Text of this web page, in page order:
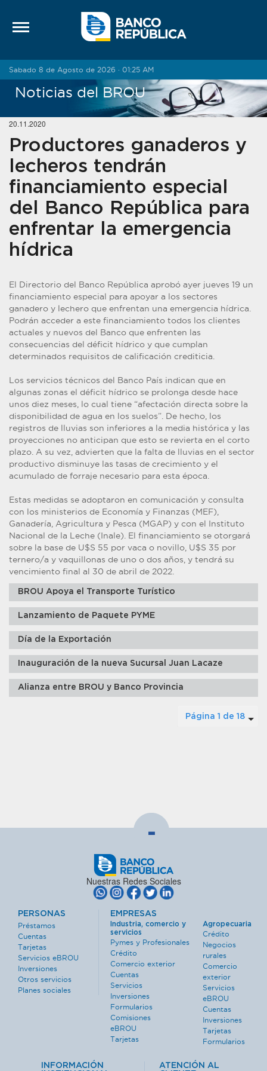
Sabado 8 de Agosto de 2026 · 01:25 AM
Noticias del BROU
20.11.2020
Productores ganaderos y
lecheros tendrán
financiamiento especial
del Banco República para
enfrentar la emergencia
hídrica
El Directorio del Banco República aprobó ayer jueves 19 un
financiamiento especial para apoyar a los sectores
ganadero y lechero que enfrentan una emergencia hídrica.
Podrán acceder a este financiamiento todos los clientes
actuales y nuevos del Banco que enfrenten las
consecuencias del déficit hídrico y que cumplan
determinados requisitos de calificación crediticia.
Los servicios técnicos del Banco País indican que en
algunas zonas el déficit hídrico se prolonga desde hace
unos diez meses, lo cual tiene “afectación directa sobre la
disponibilidad de agua en los suelos”. De hecho, los
registros de lluvias son inferiores a la media histórica y las
proyecciones no anticipan que esto se revierta en el corto
plazo. A su vez, advierten que la falta de lluvias en el sector
productivo disminuye las tasas de crecimiento y el
acumulado de forraje necesario para esta época.
Estas medidas se adoptaron en comunicación y consulta
con los ministerios de Economía y Finanzas (MEF),
Ganadería, Agricultura y Pesca (MGAP) y con el Instituto
Nacional de la Leche (Inale). El financiamiento se otorgará
sobre la base de U$S 55 por vaca o novillo, U$S 35 por
ternero/a y vaquillonas de uno o dos años, y tendrá su
vencimiento final al 30 de abril de 2022.
BROU Apoya el Transporte Turístico
Lanzamiento de Paquete PYME
Día de la Exportación
Inauguración de la nueva Sucursal Juan Lacaze
Alianza entre BROU y Banco Provincia
Página 1 de 18
-
Nuestras Redes Sociales
PERSONAS
Préstamos
Cuentas
Tarjetas
Servicios eBROU
Inversiones
Otros servicios
Planes sociales
EMPRESAS
Industria, comercio y
servicios
Pymes y Profesionales
Crédito
Comercio exterior
Cuentas
Servicios
Inversiones
Formularios
Comisiones
eBROU
Tarjetas
Agropecuaria
Crédito
Negocios
rurales
Comercio
exterior
Servicios
eBROU
Cuentas
Inversiones
Tarjetas
Formularios
INFORMACIÓN
ATENCIÓN AL